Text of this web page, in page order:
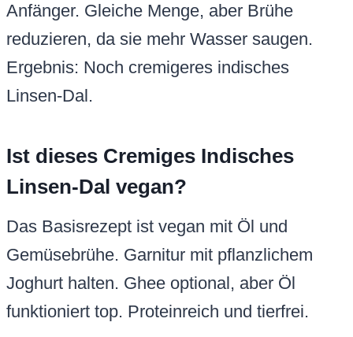
Anfänger. Gleiche Menge, aber Brühe
reduzieren, da sie mehr Wasser saugen.
Ergebnis: Noch cremigeres indisches
Linsen-Dal.
Ist dieses Cremiges Indisches
Linsen-Dal vegan?
Das Basisrezept ist vegan mit Öl und
Gemüsebrühe. Garnitur mit pflanzlichem
Joghurt halten. Ghee optional, aber Öl
funktioniert top. Proteinreich und tierfrei.